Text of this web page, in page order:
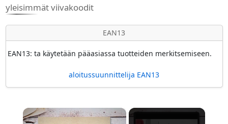
yleisimmät viivakoodit
EAN13
EAN13: ta käytetään pääasiassa tuotteiden merkitsemiseen.
aloitussuunnittelija EAN13
×